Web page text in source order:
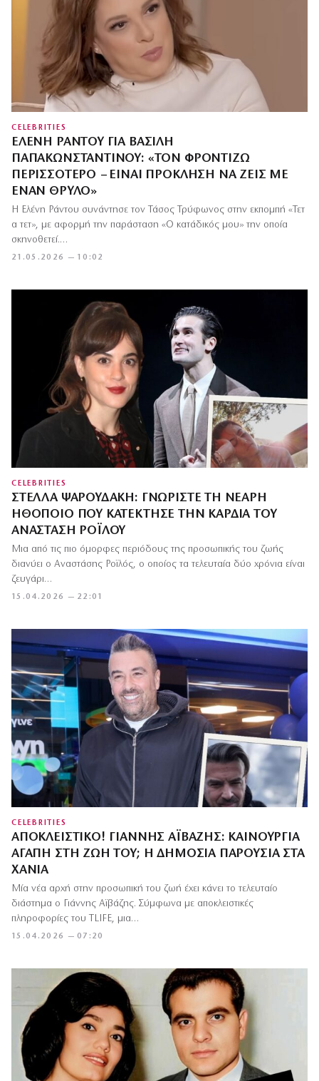
CELEBRITIES
ΕΛΈΝΗ ΡΆΝΤΟΥ ΓΙΑ ΒΑΣΊΛΗ
ΠΑΠΑΚΩΝΣΤΑΝΤΊΝΟΥ: «ΤΟΝ ΦΡΟΝΤΊΖΩ
ΠΕΡΙΣΣΌΤΕΡΟ – ΕΊΝΑΙ ΠΡΌΚΛΗΣΗ ΝΑ ΖΕΙΣ ΜΕ
ΈΝΑΝ ΘΡΎΛΟ»
21.05.2026 — 10:02
Η Ελένη Ράντου συνάντησε τον Τάσος Τρύφωνος στην εκπομπή «Τετ
α τετ», με αφορμή την παράσταση «Ο κατάδικός μου» την οποία
σκηνοθετεί.…
CELEBRITIES
ΣΤΈΛΛΑ ΨΑΡΟΥΔΆΚΗ: ΓΝΩΡΊΣΤΕ ΤΗ ΝΕΑΡΉ
ΗΘΟΠΟΙΌ ΠΟΥ ΚΑΤΈΚΤΗΣΕ ΤΗΝ ΚΑΡΔΙΆ ΤΟΥ
ΑΝΑΣΤΆΣΗ ΡΟΪΛΟΎ
15.04.2026 — 22:01
Μια από τις πιο όμορφες περιόδους της προσωπικής του ζωής
διανύει ο Αναστάσης Ροϊλός, ο οποίος τα τελευταία δύο χρόνια είναι
ζευγάρι…
CELEBRITIES
ΑΠΟΚΛΕΙΣΤΙΚΌ! ΓΙΆΝΝΗΣ ΑΪΒΆΖΗΣ: ΚΑΙΝΟΎΡΓΙΑ
ΑΓΆΠΗ ΣΤΗ ΖΩΉ ΤΟΥ; Η ΔΗΜΌΣΙΑ ΠΑΡΟΥΣΊΑ ΣΤΑ
ΧΑΝΙΆ
15.04.2026 — 07:20
Μία νέα αρχή στην προσωπική του ζωή έχει κάνει το τελευταίο
διάστημα ο Γιάννης Αϊβάζης. Σύμφωνα με αποκλειστικές
πληροφορίες του TLIFE, μια…